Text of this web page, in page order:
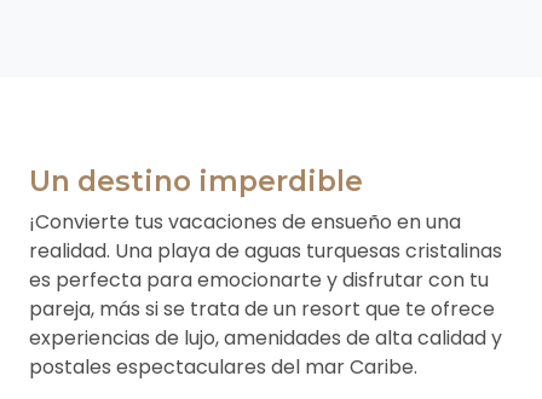
Un destino imperdible
¡Convierte tus vacaciones de ensueño en una
realidad. Una playa de aguas turquesas cristalinas
es perfecta para emocionarte y disfrutar con tu
pareja, más si se trata de un resort que te ofrece
experiencias de lujo, amenidades de alta calidad y
postales espectaculares del mar Caribe.